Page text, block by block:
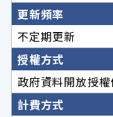
更新頻率
不定期更新
授權方式
政府資料開放授
計費方式